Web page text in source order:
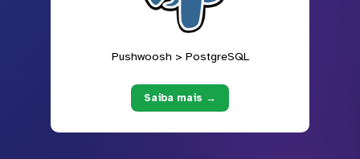
Pushwoosh > PostgreSQL
Saiba mais →